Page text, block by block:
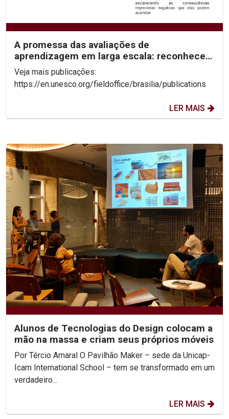
A promessa das avaliações de
aprendizagem em larga escala: reconhecer
os limites para desbloquear...
Veja mais publicações:
https://en.unesco.org/fieldoffice/brasilia/publications
LER MAIS
Alunos de Tecnologias do Design colocam a
mão na massa e criam seus próprios móveis
Por Tércio Amaral O Pavilhão Maker – sede da Unicap-
Icam International School – tem se transformado em um
verdadeiro...
LER MAIS